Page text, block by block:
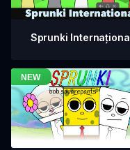
Sprunki Internațional